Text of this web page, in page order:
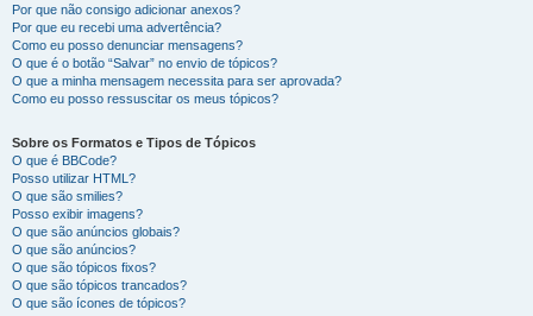
Por que não consigo adicionar anexos?
Por que eu recebi uma advertência?
Como eu posso denunciar mensagens?
O que é o botão “Salvar” no envio de tópicos?
O que a minha mensagem necessita para ser aprovada?
Como eu posso ressuscitar os meus tópicos?
Sobre os Formatos e Tipos de Tópicos
O que é BBCode?
Posso utilizar HTML?
O que são smilies?
Posso exibir imagens?
O que são anúncios globais?
O que são anúncios?
O que são tópicos fixos?
O que são tópicos trancados?
O que são ícones de tópicos?